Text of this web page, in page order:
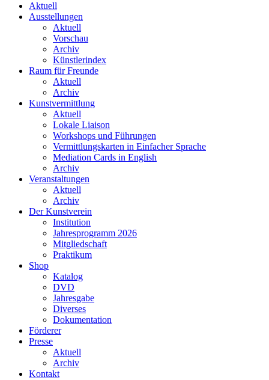
Aktuell
Ausstellungen
Aktuell
Vorschau
Archiv
Künstlerindex
Raum für Freunde
Aktuell
Archiv
Kunstvermittlung
Aktuell
Lokale Liaison
Workshops und Führungen
Vermittlungskarten in Einfacher Sprache
Mediation Cards in English
Archiv
Veranstaltungen
Aktuell
Archiv
Der Kunstverein
Institution
Jahresprogramm 2026
Mitgliedschaft
Praktikum
Shop
Katalog
DVD
Jahresgabe
Diverses
Dokumentation
Förderer
Presse
Aktuell
Archiv
Kontakt